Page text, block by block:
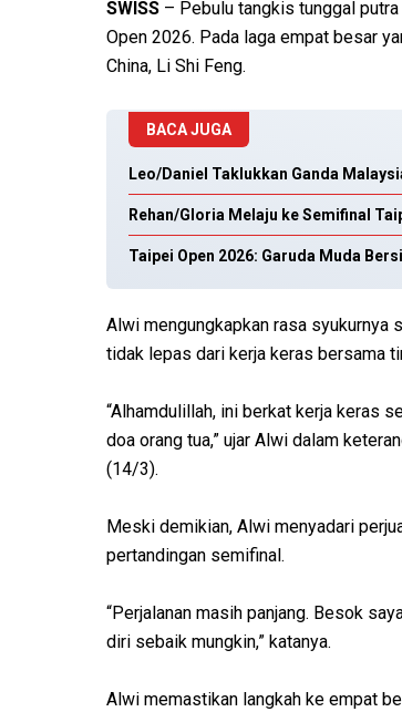
SWISS – Pebulu tangkis tunggal
Open 2026. Pada laga empat besar
China, Li Shi Feng.
BACA JUGA
Leo/Daniel Taklukkan Ganda
Rehan/Gloria Melaju ke Semifinal
Taipei Open 2026: Garuda Muda
Alwi mengungkapkan rasa
tidak lepas dari kerja keras bersama
“Alhamdulillah, ini berkat kerja keras
doa orang tua,” ujar Alwi dalam
(14/3).
Meski demikian, Alwi menyadari
pertandingan semifinal.
“Perjalanan masih panjang. Besok
diri sebaik mungkin,” katanya.
Alwi memastikan langkah ke empat